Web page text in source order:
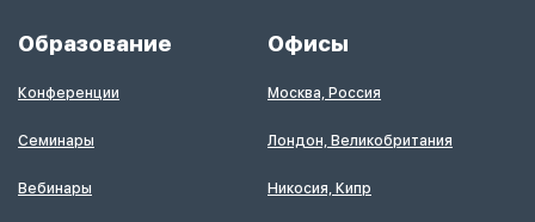
Образование
Конференции
Семинары
Вебинары
Офисы
Москва, Россия
Лондон, Великобритания
Никосия, Кипр